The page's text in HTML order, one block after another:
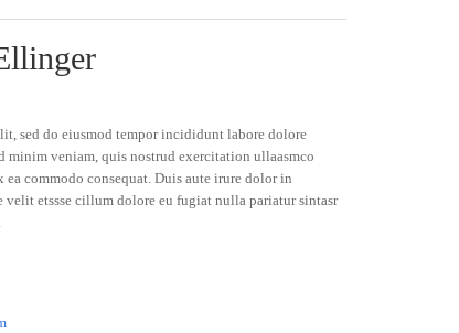
sed do eiusmod tempor incididunt labore dolore
minim veniam, quis nostrud exercitation ullaasmco
commodo consequat. Duis aute irure dolor in
velit etssse cillum dolore eu fugiat nulla pariatur sintasr